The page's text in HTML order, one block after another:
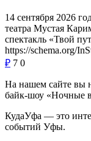
14 сентября 2026
театра Мустая
спектакль «Твой
https://schema.org/
₽ 7 0
На нашем сайте вы
байк-шоу «Ночные
КудаУфа — это
событий Уфы.